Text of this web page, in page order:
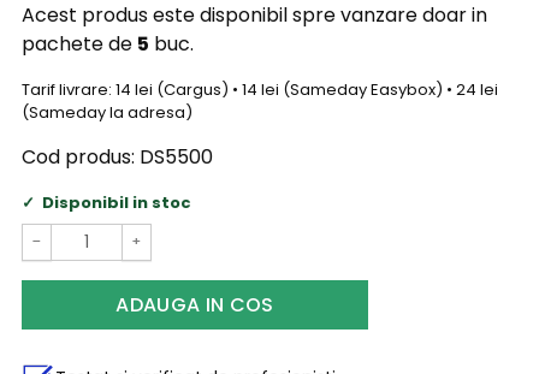
Acest produs este disponibil spre vanzare doar in
pachete de 5 buc.
Tarif livrare: 14 lei (Cargus) • 14 lei (Sameday Easybox) • 24 lei
(Sameday la adresa)
Cod produs: DS5500
Disponibil in stoc
− +
ADAUGA IN COS